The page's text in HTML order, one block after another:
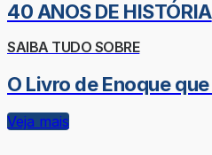
40 ANOS DE HISTÓRIA
SAIBA TUDO SOBRE
O Livro de Enoque
Veja mais